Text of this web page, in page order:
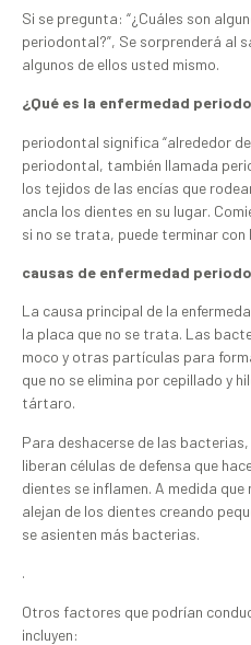
Si se pregunta: “¿Cuáles son
periodontal?”, Se sorprenderá al
algunos de ellos usted mismo.
¿Qué es la enfermedad
periodontal significa “alrededor
periodontal, también llamada
los tejidos de las encías que
ancla los dientes en su lugar.
si no se trata, puede terminar con
causas de enfermedad
La causa principal de la
la placa que no se trata. Las
moco y otras partículas para
que no se elimina por cepillado y
tártaro.
Para deshacerse de las
liberan células de defensa que
dientes se inflamen. A medida
alejan de los dientes creando
se asienten más bacterias.
.
Otros factores que podrían
incluyen: